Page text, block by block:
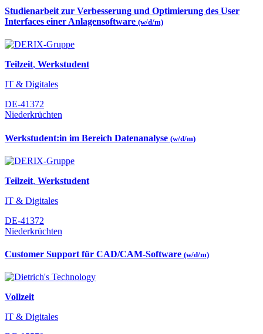
Studienarbeit zur Verbesserung und Optimierung des User
Interfaces einer Anlagensoftware (w/d/m)
Teilzeit, Werkstudent
IT & Digitales
DE-41372
Niederkrüchten
Werkstudent:in im Bereich Datenanalyse (w/d/m)
Teilzeit, Werkstudent
IT & Digitales
DE-41372
Niederkrüchten
Customer Support für CAD/CAM-Software (w/d/m)
Vollzeit
IT & Digitales